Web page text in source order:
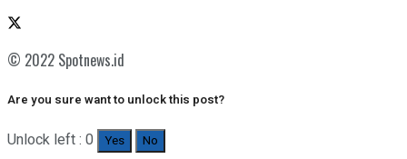
© 2022 Spotnews.id
Are you sure want to unlock this post?
Unlock left : 0 Yes No